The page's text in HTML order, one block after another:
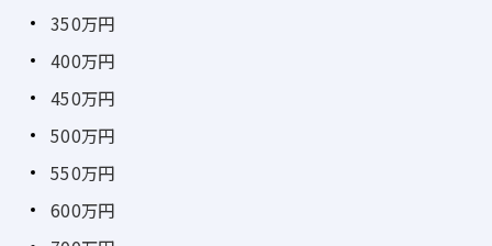
350万円
400万円
450万円
500万円
550万円
600万円